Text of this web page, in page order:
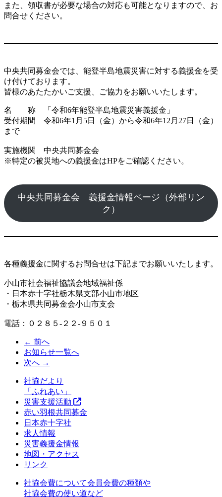
また、領収書が必要な場合の対応も可能となりますので、お
問合せください。
中央共同募金会では、能登半島地震災害に対する義援金を受
け付けております。
皆様のあたたかいご支援、ご協力をお願いいたします。
名 称 「令和6年能登半島地震災害義援金」
受付期間 令和6年1月5日（金）から令和6年12月27日（金）
まで
実施機関 中央共同募金会
※特定の被災地への義援金はHPをご確認ください。
中央共同募金会 義援金情報ページ（外部リン
ク）
各種義援金に関するお問合せは下記までお願いいたします。
小山市社会福祉協議会地域福祉係
・日本赤十字社栃木県支部小山市地区
・栃木県共同募金会小山市支会
電話：０２８５-２２-９５０１
← 前へ
お知らせ一覧へ
次へ →
社協だより
「ふれあい」
災害支援活動
赤い羽根共同募金
日本赤十字社
求人情報
災害義援金情報
地図・アクセス
リンク
社協会費について会員会費の種類や
社協会費の使い道など